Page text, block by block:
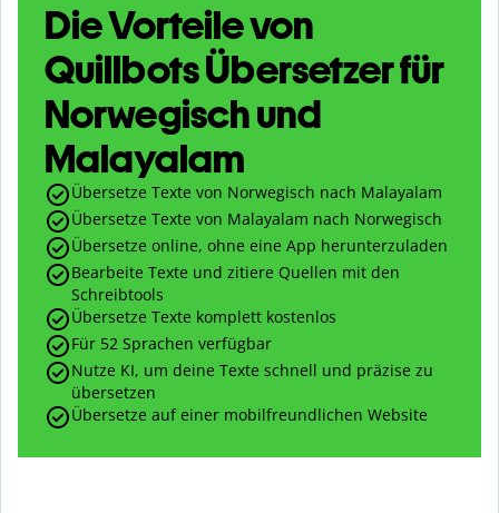
Die Vorteile von
Quillbots Übersetzer für
Norwegisch und
Malayalam
Übersetze Texte von Norwegisch nach Malayalam
Übersetze Texte von Malayalam nach Norwegisch
Übersetze online, ohne eine App herunterzuladen
Bearbeite Texte und zitiere Quellen mit den
Schreibtools
Übersetze Texte komplett kostenlos
Für 52 Sprachen verfügbar
Nutze KI, um deine Texte schnell und präzise zu
übersetzen
Übersetze auf einer mobilfreundlichen Website